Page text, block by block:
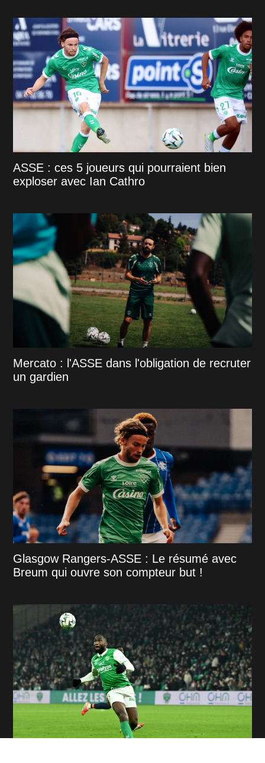
ASSE : ces 5 joueurs qui pourraient bien
exploser avec Ian Cathro
Mercato : l'ASSE dans l'obligation de recruter
un gardien
Glasgow Rangers-ASSE : Le résumé avec
Breum qui ouvre son compteur but !